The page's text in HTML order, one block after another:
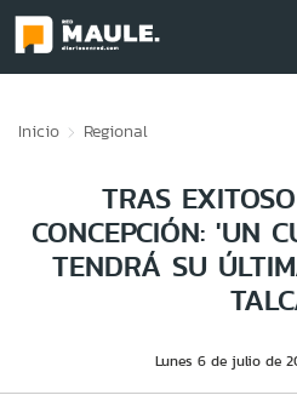
Inicio Regional
TRAS
CONCEPCIÓN: 'UN
TENDRÁ SU
Lunes 6 de julio de